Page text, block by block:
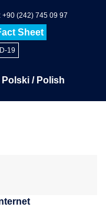
+90 (242) 745 09 97
Sheet
19